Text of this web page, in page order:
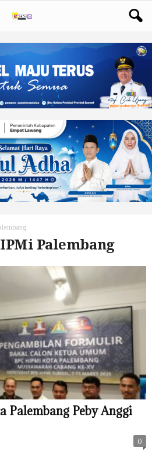
Palembang
Palembang Peby Anggi
0